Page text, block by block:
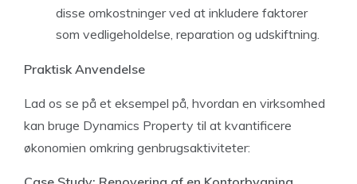
disse omkostninger ved at inkludere faktorer
som vedligeholdelse, reparation og udskiftning.
Praktisk Anvendelse
Lad os se på et eksempel på, hvordan en virksomhed
kan bruge Dynamics Property til at kvantificere
økonomien omkring genbrugsaktiviteter: